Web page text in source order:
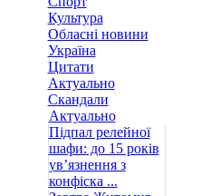
Культура
Обласні новини
Україна
Цитати
Актуально
Скандали
Актуально
Підпал релейної
шафи: до 15 років
ув’язнення з
конфіска ...